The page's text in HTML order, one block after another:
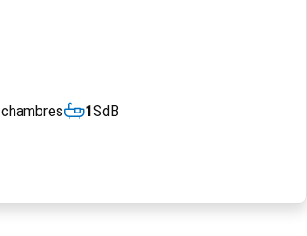
chambres 1SdB